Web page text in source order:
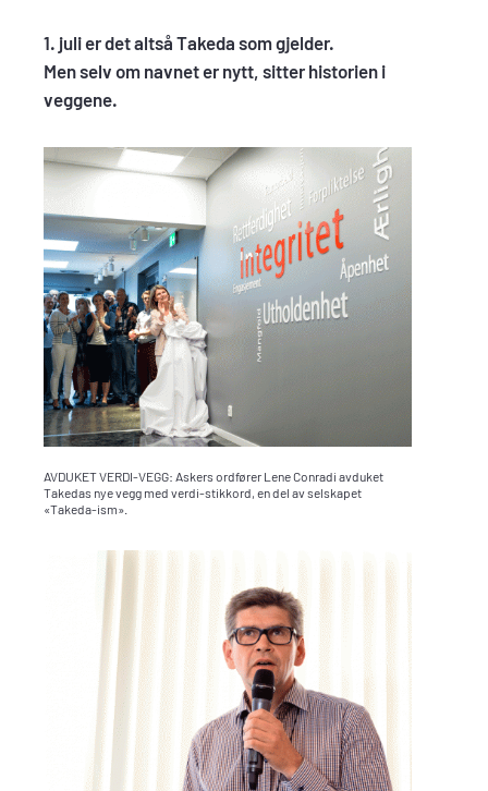
1. juli er det altså Takeda som gjelder.
Men selv om navnet er nytt, sitter historien i
veggene.
AVDUKET VERDI-VEGG: Askers ordfører Lene Conradi avduket
Takedas nye vegg med verdi-stikkord, en del av selskapet
«Takeda-ism».